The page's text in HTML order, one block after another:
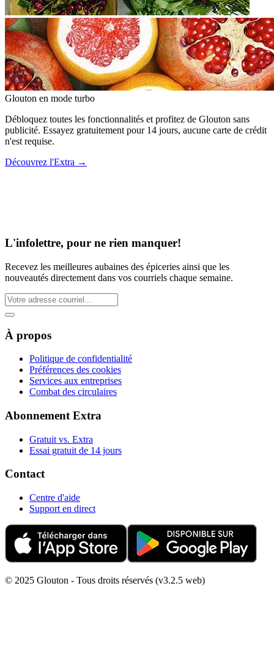
Glouton en mode turbo
Débloquez toutes les fonctionnalités et profitez de Glouton sans
publicité. Essayez gratuitement pour 14 jours, aucune carte de crédit
n'est requise.
Découvrez l'Extra →
L'infolettre, pour ne rien manquer!
Recevez les meilleures aubaines des épiceries ainsi que les
nouveautés directement dans vos courriels chaque semaine.
À propos
Politique de confidentialité
Préférences des cookies
Services aux entreprises
Combat des circulaires
Abonnement Extra
Gratuit vs. Extra
Essai gratuit de 14 jours
Contact
Centre d'aide
Support en direct
© 2025 Glouton - Tous droits réservés (v3.2.5 web)